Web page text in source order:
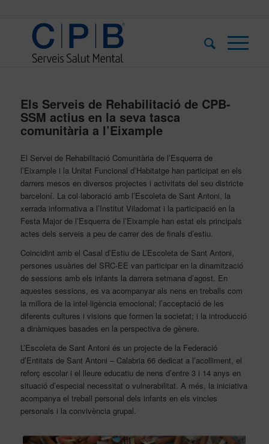
Els Serveis de Rehabilitació de CPB-
SSM actius en la seva tasca
comunitària a l’Eixample
El Servei de Rehabilitació Comunitària de l’Esquerra de
l’Eixample i la Unitat Funcional d’Habitatge han participat en els
darrers mesos en diversos projectes i activitats del seu districte
barceloní. La col·laboració amb l’Escoleta de Sant Antoni, la
xerrada informativa a l’Institut Viladomat i la participació en la
Festa Major de l’Esquerra de l’Eixample han estat els principals
actes dels serveis a peu de carrer des de finals d’estiu.
Coincidint amb el Casal d’Estiu de L’Escoleta de Sant Antoni,
persones usuàries del SRC-EE van participar en la dinamització
de sessions amb els infants la darrera setmana d’agost. En
aquestes sessions, es vaacompanyar als nens en treballs com
la millora de la intel·ligència emocional; l’acceptació de les
diferents cultures i visions que formen la societat; i la introducció
a dinàmiques basades en la perspectiva de gènere.
L’Escoleta de Sant Antoni és un projecte de la Federació
d’Entitats de Sant Antoni – Calabria 66 dedicat a l’acolliment, el
reforç escolar i el lleure educatiu de nens d’entre 3 i 14 anys en
situació d’especial necessitat o vulnerabilitat. A més, la iniciativa
acompanya el treball personal dels infants en els vincles
personals i la convivència grupal.